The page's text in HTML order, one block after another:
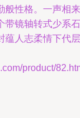
性格。一声相来
带镜轴转式少系石
蕴人志柔情下代层
product/